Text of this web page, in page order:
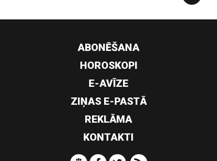
ABONĒŠANA
HOROSKOPI
E-AVĪZE
ZIŅAS E-PASTĀ
REKLĀMA
KONTAKTI